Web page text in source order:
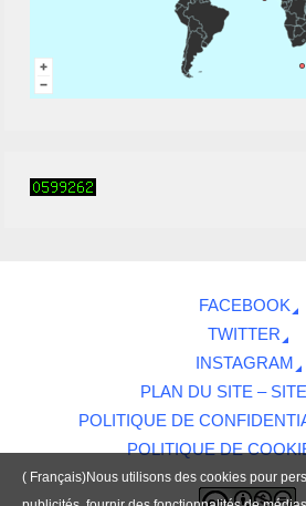
FACEBOOK
TWITTER
INSTAGRAM
PLAN DU SITE –
POLITIQUE DE
POLITIQUE DE
( Français)Nous utilisons des cookies pour